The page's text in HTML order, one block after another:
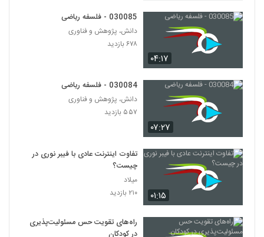
102
030102 - منطق سری اول
030103 - منطق سری اول
۴۹۵ بازدید
030104 - منطق سری اول
105
۰۴:۱۷
030085 - فلسفه ریاضی
دانش، پژوهش و فناوری
۶۷۸ بازدید
۰۷:۲۷
030084 - فلسفه ریاضی
دانش، پژوهش و فناوری
۵۵۷ بازدید
۰۱:۱۵
تفاوت اینترنت عادی با فیبر نوری در
چیست؟
میلاد
۲۱۰ بازدید
راه‌های تقویت حس مسئولیت‌پذیری
در کودکان